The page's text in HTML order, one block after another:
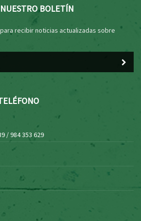
BOLETÍN
recibir noticias actualizadas sobre
/ 984 353 629